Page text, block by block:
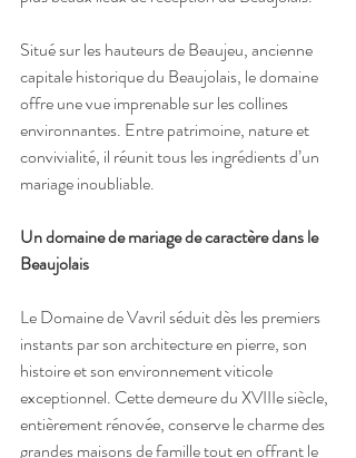
Situé sur les hauteurs de Beaujeu, ancienne
capitale historique du Beaujolais, le domaine
offre une vue imprenable sur les collines
environnantes. Entre patrimoine, nature et
convivialité, il réunit tous les ingrédients d’un
mariage inoubliable.
Un domaine de mariage de caractère dans le
Beaujolais
Le Domaine de Vavril séduit dès les premiers
instants par son architecture en pierre, son
histoire et son environnement viticole
exceptionnel. Cette demeure du XVIIIe siècle,
entièrement rénovée, conserve le charme des
grandes maisons de famille tout en offrant le